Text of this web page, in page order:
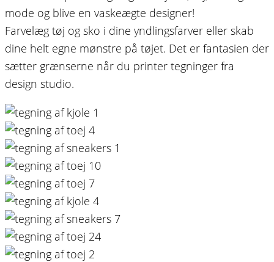
mode og blive en vaskeægte designer!
Farvelæg tøj og sko i dine yndlingsfarver eller skab
dine helt egne mønstre på tøjet. Det er fantasien der
sætter grænserne når du printer tegninger fra
design studio.